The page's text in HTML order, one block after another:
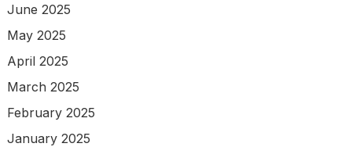
June 2025
May 2025
April 2025
March 2025
February 2025
January 2025